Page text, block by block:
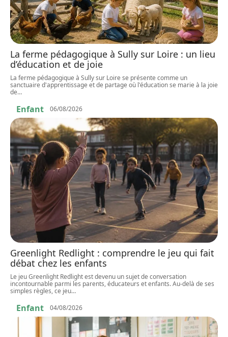
La ferme pédagogique à Sully sur Loire : un lieu
d’éducation et de joie
La ferme pédagogique à Sully sur Loire se présente comme un
sanctuaire d'apprentissage et de partage où l'éducation se marie à la joie
de…
Enfant 06/08/2026
Greenlight Redlight : comprendre le jeu qui fait
débat chez les enfants
Le jeu Greenlight Redlight est devenu un sujet de conversation
incontournable parmi les parents, éducateurs et enfants. Au-delà de ses
simples règles, ce jeu…
Enfant 04/08/2026